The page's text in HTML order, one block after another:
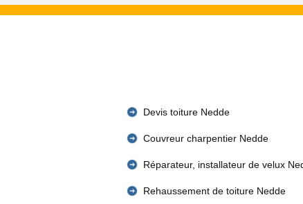
Devis toiture Nedde
Couvreur charpentier Nedde
Réparateur, installateur de velux
Rehaussement de toiture Nedde